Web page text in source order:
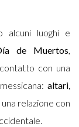
alcuni luoghi e
de Muertos,
con una
altari,
relazione con